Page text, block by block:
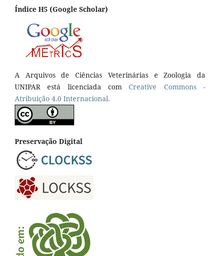
Índice H5 (Google Scholar)
A Arquivos de Ciências Veterinárias e Zoologia da
UNIPAR está licenciada comCreative Commons -
Atribuição 4.0 Internacional.
Preservação Digital